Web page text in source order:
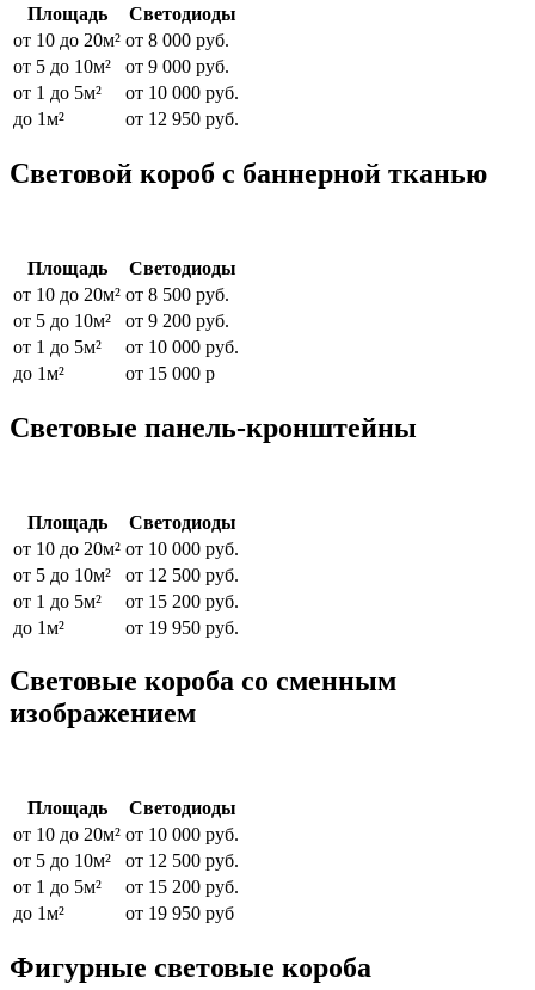
Площадь
Светодиоды
от 10 до 20м² от 8 000 руб.
от 5 до 10м²
от 9 000 руб.
от 1 до 5м²
от 10 000 руб.
до 1м²
от 12 950 руб.
Световой короб с баннерной тканью
Площадь
Светодиоды
от 10 до 20м² от 8 500 руб.
от 5 до 10м²
от 9 200 руб.
от 1 до 5м²
от 10 000 руб.
до 1м²
от 15 000 р
Световые панель-кронштейны
Площадь
Светодиоды
от 10 до 20м² от 10 000 руб.
от 5 до 10м²
от 12 500 руб.
от 1 до 5м²
от 15 200 руб.
до 1м²
от 19 950 руб.
Световые короба со сменным
изображением
Площадь
Светодиоды
от 10 до 20м² от 10 000 руб.
от 5 до 10м²
от 12 500 руб.
от 1 до 5м²
от 15 200 руб.
до 1м²
от 19 950 руб
Фигурные световые короба